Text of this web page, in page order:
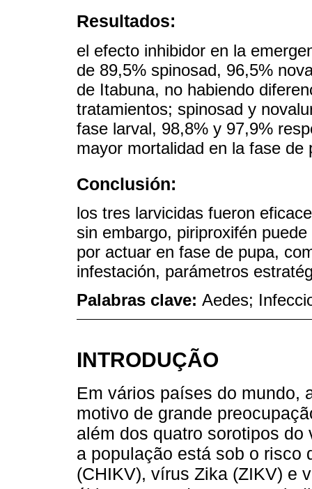
Resultados:
el efecto inhibidor en la
de 89,5% spinosad, 96,5%
de Itabuna, no habiendo
tratamientos; spinosad y
fase larval, 98,8% y 97,9%
mayor mortalidad en la fase de
Conclusión:
los tres larvicidas fueron
sin embargo, piriproxifén
por actuar en fase de pupa,
infestación, parámetros
Palabras clave: Aedes;
INTRODUÇÃO
Em vários países do mundo,
motivo de grande
além dos quatro sorotipos
a população está sob o risco
(CHIKV), vírus Zika (ZIKV) e